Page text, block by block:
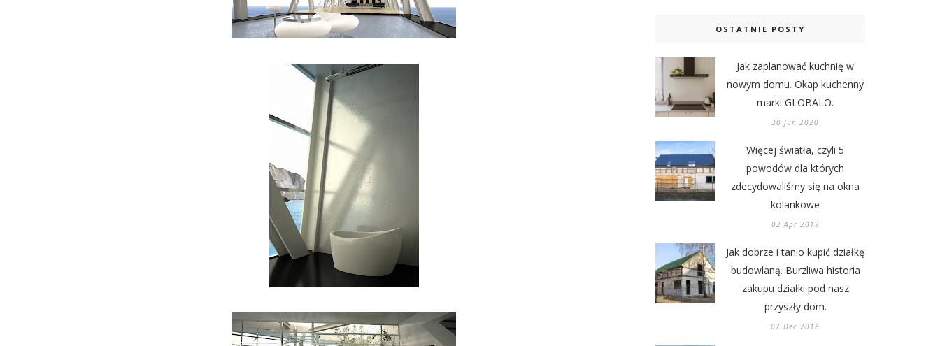
OSTATNIE POSTY
Jak zaplanować kuchnię w
nowym domu. Okap kuchenny
marki GLOBALO.
30 Jun 2020
Więcej światła, czyli 5
powodów dla których
zdecydowaliśmy się na okna
kolankowe
02 Apr 2019
Jak dobrze i tanio kupić działkę
budowlaną. Burzliwa historia
zakupu działki pod nasz
przyszły dom.
07 Dec 2018